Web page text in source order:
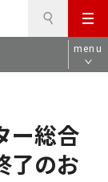
メ
ニ
ュ
menu
ー総合
了のお